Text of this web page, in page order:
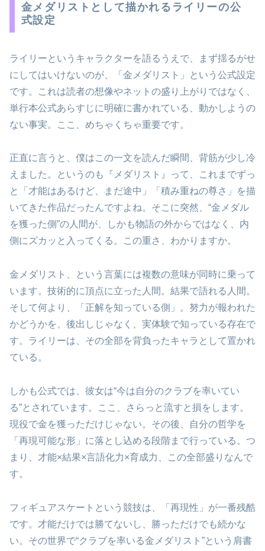
金メダリストとして描かれるライリーの公
式設定
ライリーというキャラクターを語るうえで、まず揺るがせ
にしてはいけないのが、「金メダリスト」という公式設定
です。これは読者の想像やネットの盛り上がりではなく、
単行本公式あらすじに明確に書かれている、動かしようの
ない事実。ここ、めちゃくちゃ重要です。
正直に言うと、僕はこの一文を読んだ瞬間、背筋が少し冷
えました。というのも『メダリスト』って、これまでずっ
と「才能はあるけど、まだ途中」「積み重ねの尊さ」を描
いてきた作品だったんですよね。そこに突然、“金メダル
を獲った側”の人間が、しかも物語の外からではなく、内
側にズカッと入ってくる。この重さ、わかりますか。
金メダリスト、という言葉には複数の意味が同時に乗って
います。技術的に頂点に立った人間。結果で語れる人間。
そして何より、「正解を知っている側」。努力が報われた
かどうかを、後出しじゃなく、実体験で知っている存在で
す。ライリーは、その全部を背負ったキャラとして置かれ
ている。
しかも公式では、彼女は“今は自分のクラブを率いてい
る”とされています。ここ、さらっと流すと損をします。
現役で金を獲っただけじゃない。その後、自分の哲学を
「再現可能な形」に落とし込める段階まで行っている。つ
まり、才能×結果×言語化力×育成力、この全部盛りなんで
す。
フィギュアスケートという競技は、「再現性」が一番残酷
です。才能だけでは勝てないし、勝っただけでも続かな
い。その世界で“クラブを率いる金メダリスト”という肩書